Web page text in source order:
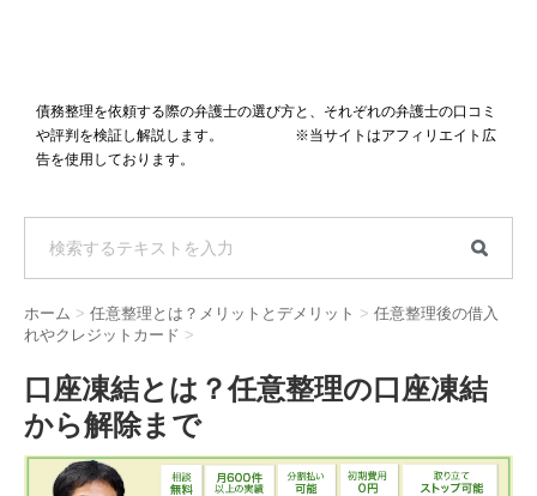
債務整理を依頼する際の弁護士の選び方と、それぞれの弁護士の口コミ
や評判を検証し解説します。 ※当サイトはアフィリエイト広
告を使用しております。
ホーム > 任意整理とは？メリットとデメリット > 任意整理後の借入
れやクレジットカード >
口座凍結とは？任意整理の口座凍結
から解除まで